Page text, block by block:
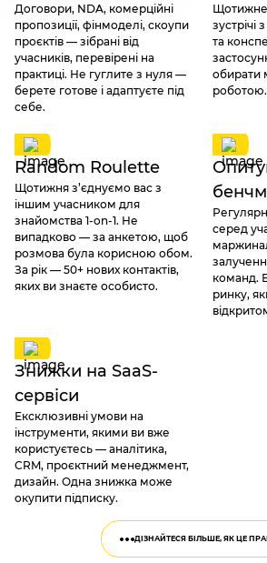
Договори, NDA, комерційні
пропозиції, фінмоделі, скоупи
проєктів — зібрані від
учасників, перевірені на
практиці. Не гуглите з нуля —
берете готове і адаптуєте під
себе.
зустрічі
та
обирати
роботою.
Random Roulette
Щотижня з’єднуємо вас з
іншим учасником для
знайомства 1-on-1. Не
випадково — за анкетою, щоб
розмова була корисною обом.
За рік — 50+ нових контактів,
яких ви знаєте особисто.
серед
команд.
ринку,
Знижки на SaaS-
сервіси
Ексклюзивні умови на
інструменти, якими ви вже
користуєтесь — аналітика,
CRM, проєктний менеджмент,
дизайн. Одна знижка може
окупити підписку.
ДІЗНАЙТЕСЯ БІЛЬШЕ, ЯК ЦЕ